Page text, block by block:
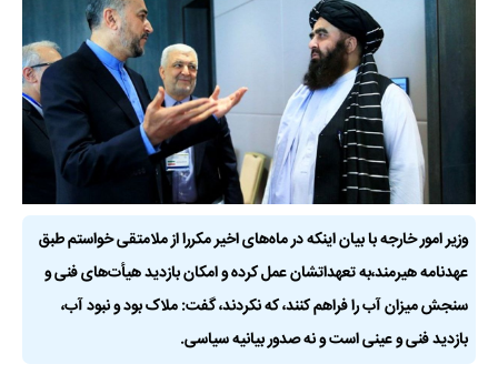
وزیر امور خارجه با بیان اینکه در ماه‌های اخیر مکررا از ملامتقی خواستم طبق
عهدنامه هیرمند،به تعهداتشان عمل کرده و امکان بازدید هیأت‌های فنی و
سنجش میزان آب را فراهم کنند، که نکردند، گفت: ملاک بود و‌ نبود آب،
بازدید فنی و عینی است و‌ نه صدور بیانیه سیاسی.